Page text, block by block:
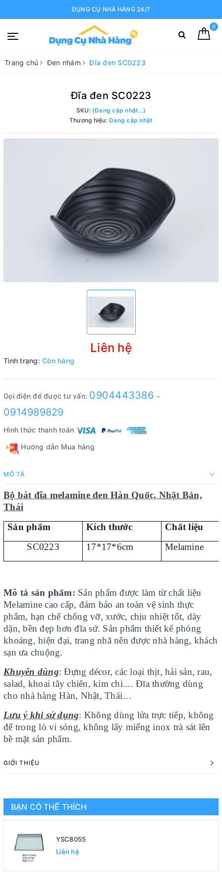
DỤNG CỤ NHÀ HÀNG 24/7
0
Trang chủ Đen nhám Đĩa đen SC0223
Đĩa đen SC0223
SKU: (Đang cập nhật...)
Thương hiệu:Đang cập nhật
Liên hệ
Tình trạng: Còn hàng
Gọi điện để được tư vấn: 0904443386 -
0914989829
Hình thức thanh toán
Hướng dẫn Mua hàng
MÔ TẢ
Bộ bát đĩa melamine đen Hàn Quốc, Nhật Bản,
Thái
Sản phẩm
Kích thước
Chất liệu
SC0223
17*17*6cm Melamine
Mô tả sản phẩm: Sản phẩm được làm từ chất liệu
Melamine cao cấp, đảm bảo an toàn vệ sinh thực
phẩm, hạn chế chống vỡ, xước, chịu nhiệt tốt, dày
dặn, bền đẹp hơn đĩa sứ. Sản phẩm thiết kế phóng
khoáng, hiện đại, trang nhã nên được nhà hàng, khách
sạn ưa chuộng.
Khuyên dùng: Đựng décor, các loại thịt, hải sản, rau,
salad, khoai tây chiên, kim chi.... Đĩa thường dùng
cho nhà hàng Hàn, Nhật, Thái…
Lưu ý khi sử dụng: Không dùng lửa trực tiếp, không
để trong lò vi sóng, không lấy miếng inox trà sát lên
bề mặt sản phẩm.
GIỚI THIỆU
BẠN CÓ THỂ THÍCH
YSC8055
Liên hệ